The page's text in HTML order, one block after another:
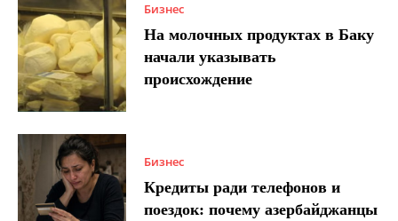
Бизнес
На молочных продуктах в Баку
начали указывать
происхождение
Бизнес
Кредиты ради телефонов и
поездок: почему азербайджанцы